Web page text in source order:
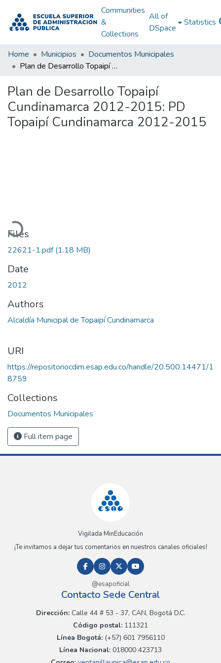
Communities
&
Collections
All of
DSpace
Statistics
Home Municipios
Documentos Municipales
Plan de Desarrollo Topaipí Cundinamarca 2012-2015: PD Topaipí Cundinamarca 2012-2015
Plan de Desarrollo Topaipí
Cundinamarca 2012-2015: PD
Topaipí Cundinamarca 2012-2015
Loading...
Files
22621-1.pdf(1.18 MB)
Date
2012
Authors
Alcaldía Municipal de Topaipí Cundinamarca
URI
https://repositoriocdim.esap.edu.co/handle/20.500.14471/1
8759
Collections
Documentos Municipales
Full item page
Vigilada MinEducación
¡Te invitamos a dejar tus comentarios en nuestros canales oficiales!
@esapoficial
Contacto Sede Central
Dirección:Calle 44 # 53 - 37, CAN, Bogotá D.C.
Código postal: 111321
Línea Bogotá:(+57) 601 7956110
Línea Nacional: 018000 423713